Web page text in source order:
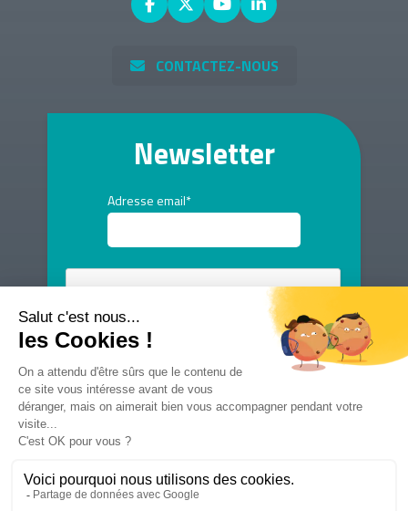
CONTACTEZ-NOUS
Newsletter
Adresse email*
Voir toutes les newsletters